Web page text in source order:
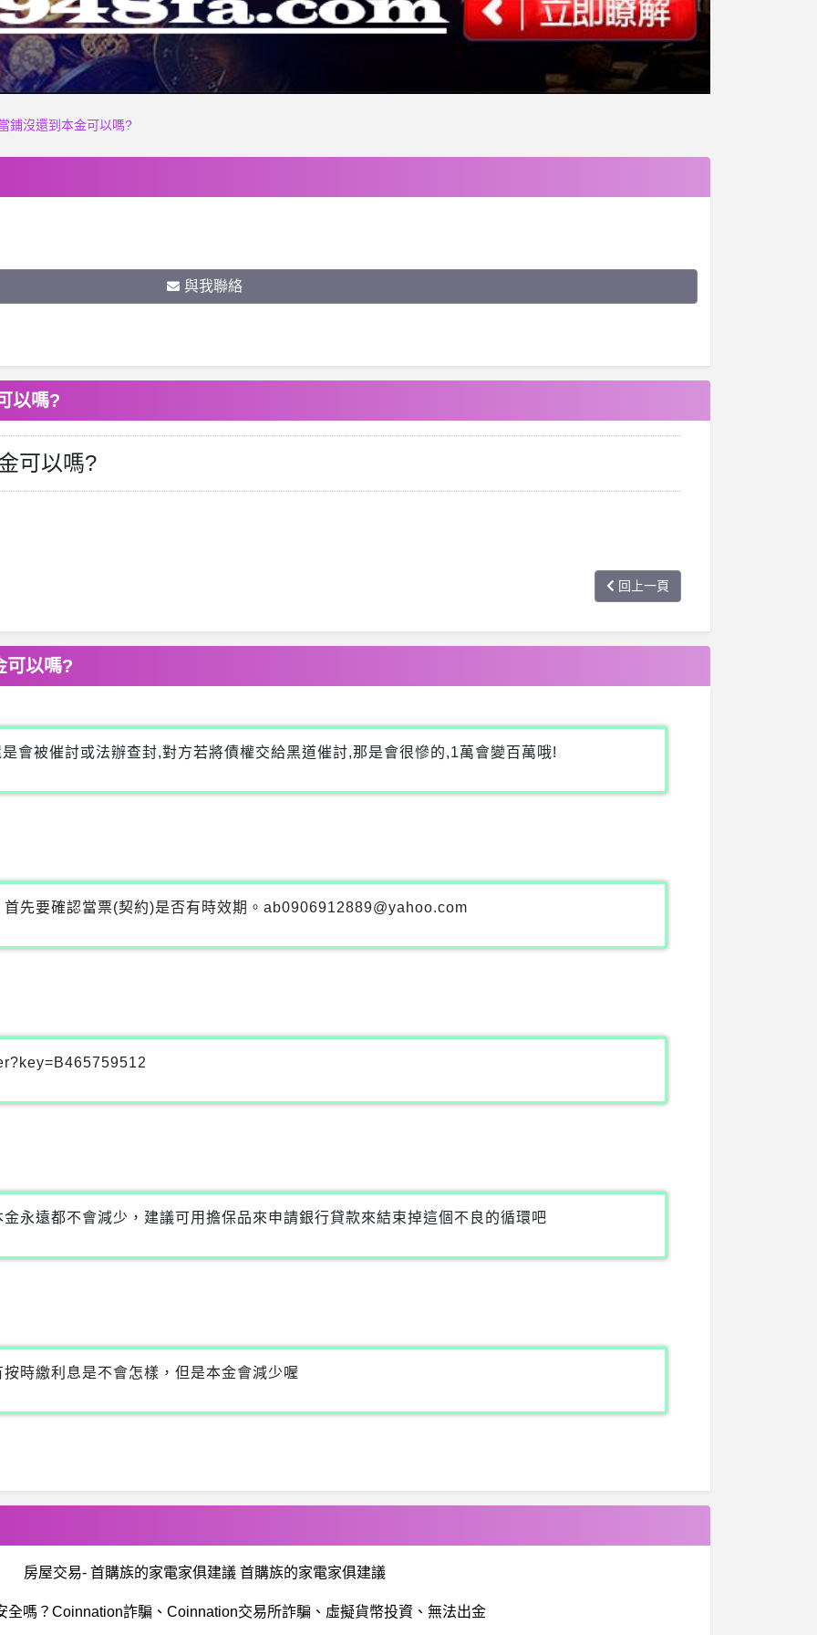
鋪沒還到本金可以嗎?
與我聯絡
以嗎?
可以嗎?
回上一頁
可以嗎?
會被催討或法辦查封,對方若將債權交給黑道催討,那是會很慘的,1萬會變百萬哦!
先要確認當票(契約)是否有時效期。 ab0906912889@yahoo.com
永遠都不會減少，建議可用擔保品來申請銀行貸款來結束掉這個不良的循環吧
時繳利息是不會怎樣，但是本金會減少喔
房屋交易- 首購族的家電家俱建議 首購族的家電家俱建議
全嗎？Coinnation詐騙、Coinnation交易所詐騙、虛擬貨幣投資、無法出金